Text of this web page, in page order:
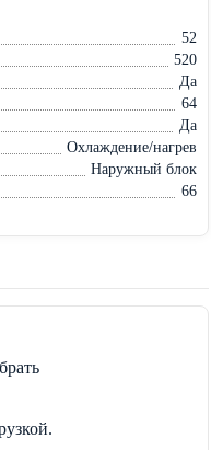
52
520
Да
64
Да
Охлаждение/нагрев
Наружный блок
66